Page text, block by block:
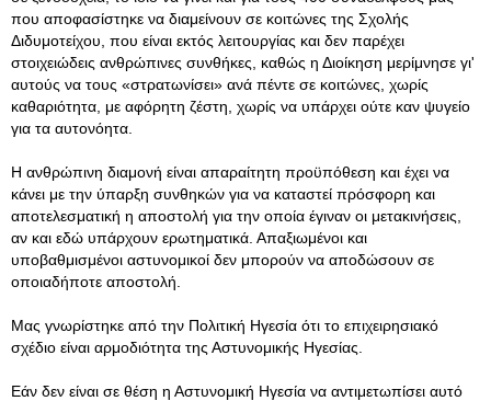
που αποφασίστηκε να διαμείνουν σε κοιτώνες της Σχολής
Διδυμοτείχου, που είναι εκτός λειτουργίας και δεν παρέχει
στοιχειώδεις ανθρώπινες συνθήκες, καθώς η Διοίκηση μερίμνησε γι'
αυτούς να τους «στρατωνίσει» ανά πέντε σε κοιτώνες, χωρίς
καθαριότητα, με αφόρητη ζέστη, χωρίς να υπάρχει ούτε καν ψυγείο
για τα αυτονόητα.
Η ανθρώπινη διαμονή είναι απαραίτητη προϋπόθεση και έχει να
κάνει με την ύπαρξη συνθηκών για να καταστεί πρόσφορη και
αποτελεσματική η αποστολή για την οποία έγιναν οι μετακινήσεις,
αν και εδώ υπάρχουν ερωτηματικά. Απαξιωμένοι και
υποβαθμισμένοι αστυνομικοί δεν μπορούν να αποδώσουν σε
οποιαδήποτε αποστολή.
Μας γνωρίστηκε από την Πολιτική Ηγεσία ότι το επιχειρησιακό
σχέδιο είναι αρμοδιότητα της Αστυνομικής Ηγεσίας.
Εάν δεν είναι σε θέση η Αστυνομική Ηγεσία να αντιμετωπίσει αυτό